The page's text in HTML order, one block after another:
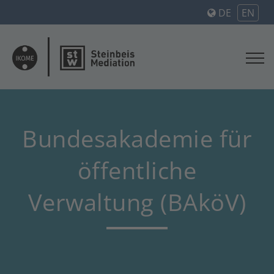
DE EN
Bundesakademie für
öffentliche
Verwaltung (BAköV)